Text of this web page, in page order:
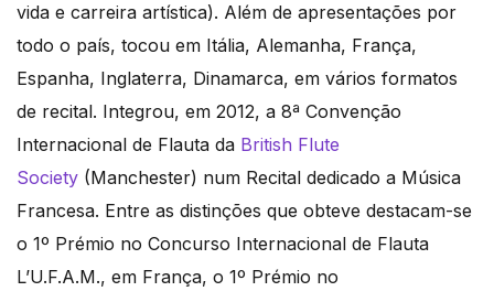
vida e carreira artística). Além de apresentações por
todo o país, tocou em Itália, Alemanha, França,
Espanha, Inglaterra, Dinamarca, em vários formatos
de recital. Integrou, em 2012, a 8ª Convenção
Internacional de Flauta da British Flute
Society (Manchester) num Recital dedicado a Música
Francesa. Entre as distinções que obteve destacam-se
o 1º Prémio no Concurso Internacional de Flauta
L’U.F.A.M., em França, o 1º Prémio no